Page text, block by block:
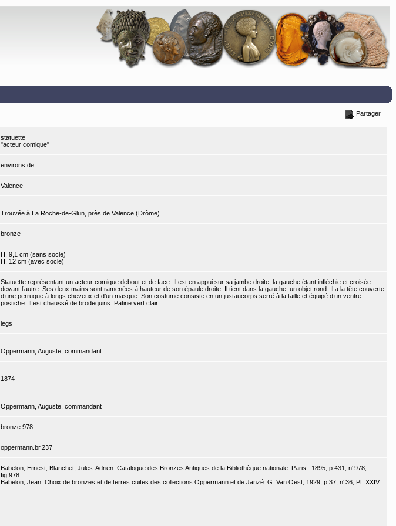
Partager
statuette
"acteur comique"
environs de
Valence
Trouvée à La Roche-de-Glun, près de Valence (Drôme).
bronze
H. 9,1 cm (sans socle)
H. 12 cm (avec socle)
Statuette représentant un acteur comique debout et de face. Il est en appui sur sa jambe droite, la gauche étant infléchie et croisée
devant l’autre. Ses deux mains sont ramenées à hauteur de son épaule droite. Il tient dans la gauche, un objet rond. Il a la tête couverte
d’une perruque à longs cheveux et d’un masque. Son costume consiste en un justaucorps serré à la taille et équipé d’un ventre
postiche. Il est chaussé de brodequins. Patine vert clair.
legs
Oppermann, Auguste, commandant
1874
Oppermann, Auguste, commandant
bronze.978
oppermann.br.237
Babelon, Ernest, Blanchet, Jules-Adrien. Catalogue des Bronzes Antiques de la Bibliothèque nationale. Paris : 1895, p.431, n°978,
fig.978.
Babelon, Jean. Choix de bronzes et de terres cuites des collections Oppermann et de Janzé. G. Van Oest, 1929, p.37, n°36, PL.XXIV.